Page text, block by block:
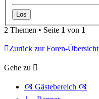
2 Themen • Seite 1 von 1
Zurück zur Foren-Übersicht
Gehe zu
🙧 Gästebereich 🙧